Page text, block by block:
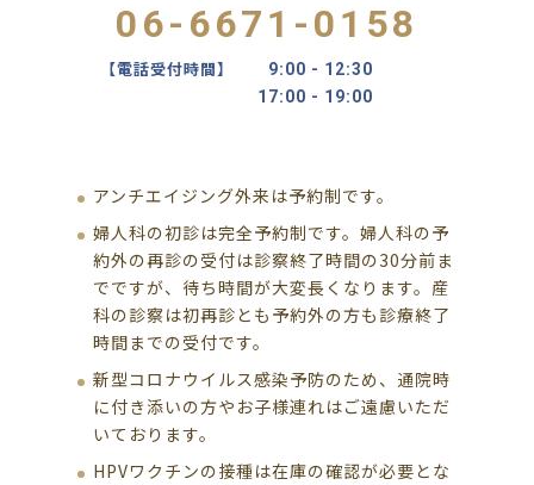
06-6671-0158
【電話受付時間】
9:00 - 12:30
17:00 - 19:00
アンチエイジング外来は予約制です。
婦人科の初診は完全予約制です。婦人科の予
約外の再診の受付は診察終了時間の30分前ま
でですが、待ち時間が大変長くなります。産
科の診察は初再診とも予約外の方も診療終了
時間までの受付です。
新型コロナウイルス感染予防のため、通院時
に付き添いの方やお子様連れはご遠慮いただ
いております。
HPVワクチンの接種は在庫の確認が必要とな